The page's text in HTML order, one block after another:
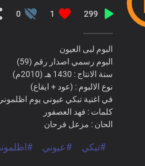
299
1
0
البوم لبى العيون
البوم رسمي اصدار رقم (59)
سنة الانتاج : 1430 هـ (2010م)
نوع الالبوم : (عود + ايقاع)
في اغنية تبكي عيوني يوم
كلمات : فهد العصفور
الحان : مزعل فرحان
#تبكي #عيوني